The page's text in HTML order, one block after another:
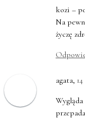
kozi –
Na
życzę
agata,